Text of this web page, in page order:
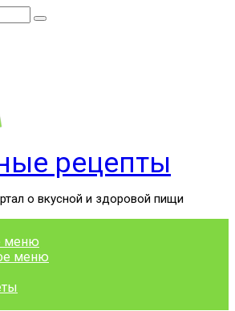
рецепты
о вкусной и здоровой пищи
меню
меню